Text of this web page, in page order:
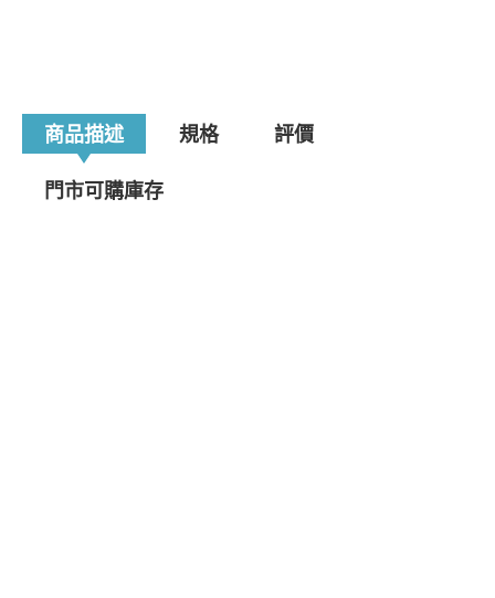
商品描述 規格 評價
門市可購庫存